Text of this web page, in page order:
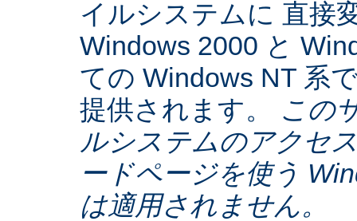
イルシステムに 直接
Windows 2000 と
ての Windows NT 系
提供されます。
この
ルシステムのアクセ
ードページを使う
は適用されません。